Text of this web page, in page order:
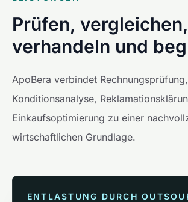
Prüfen, vergleichen,
verhandeln und
ApoBera verbindet Rechnungsprüfung,
Konditionsanalyse,
Einkaufsoptimierung zu einer
wirtschaftlichen Grundlage.
ENTLASTUNG DURCH